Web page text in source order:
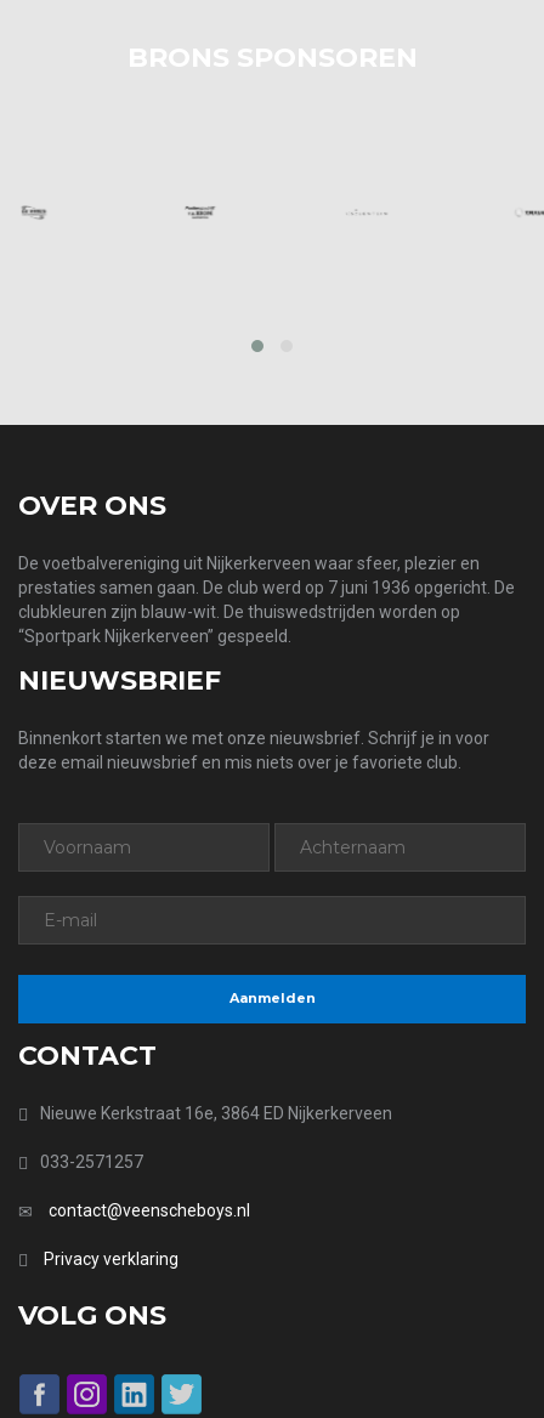
BRONS SPONSOREN
prev
OVER ONS
De voetbalvereniging uit Nijkerkerveen waar sfeer, plezier en
prestaties samen gaan. De club werd op 7 juni 1936 opgericht. De
clubkleuren zijn blauw-wit. De thuiswedstrijden worden op
“Sportpark Nijkerkerveen” gespeeld.
NIEUWSBRIEF
Binnenkort starten we met onze nieuwsbrief. Schrijf je in voor
deze email nieuwsbrief en mis niets over je favoriete club.
CONTACT
Nieuwe Kerkstraat 16e, 3864 ED Nijkerkerveen
033-2571257
contact@veenscheboys.nl
Privacy verklaring
VOLG ONS